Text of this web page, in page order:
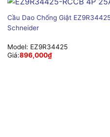
Cầu Dao Chống Giật
Schneider
Model: EZ9R34425
Giá:896,000₫